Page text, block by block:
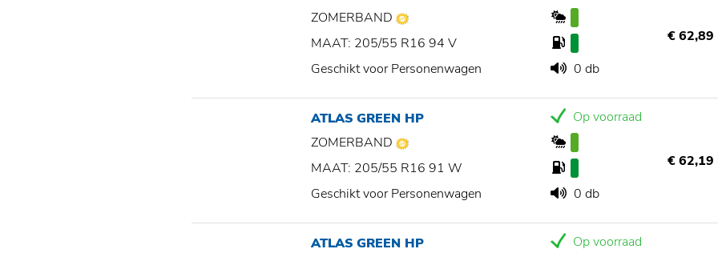
ZOMERBAND
MAAT: 205/55 R16 94 V
Geschikt voor Personenwagen
0 db
€ 62,89
ATLAS GREEN HP
ZOMERBAND
MAAT: 205/55 R16 91 W
Geschikt voor Personenwagen
Op voorraad
0 db
€ 62,19
ATLAS GREEN HP
Op voorraad